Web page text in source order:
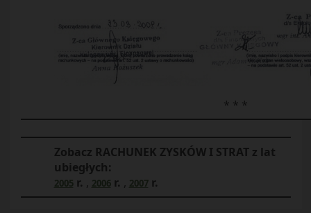
* * *
Zobacz RACHUNEK ZYSKÓW I STRAT z lat
ubiegłych:
2005 r. , 2006r. , 2007r.